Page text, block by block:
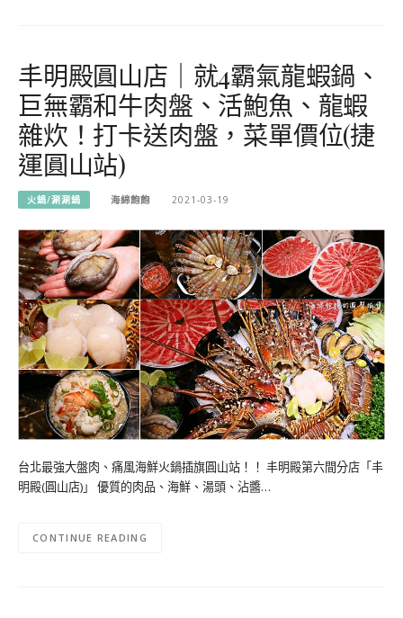
​​​​​​​丰明殿圓山店｜就4霸氣龍蝦鍋、
巨無霸和牛肉盤、活鮑魚、龍蝦
雜炊！打卡送肉盤，菜單價位(捷
運圓山站)
火鍋/涮涮鍋 海綿飽飽 2021-03-19
台北最強大盤肉、痛風海鮮火鍋插旗圓山站！！ 丰明殿第六間分店「丰
明殿(圓山店)」 優質的肉品、海鮮、湯頭、沾醬…
CONTINUE READING